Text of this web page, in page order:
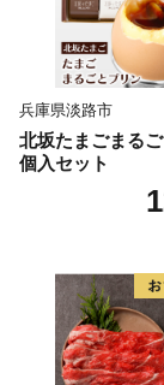
兵庫県淡路市
北坂たまごまる
個入セット